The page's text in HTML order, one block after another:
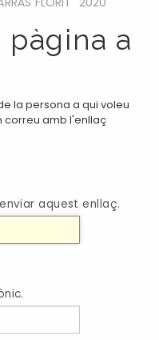
pàgina a
la persona a qui voleu
correu amb l'enllaç
aquest enllaç.